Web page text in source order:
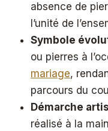
absence de
l’unité de
Symbole
ou pierres à
mariage,
parcours du
Démarche
réalisé à la